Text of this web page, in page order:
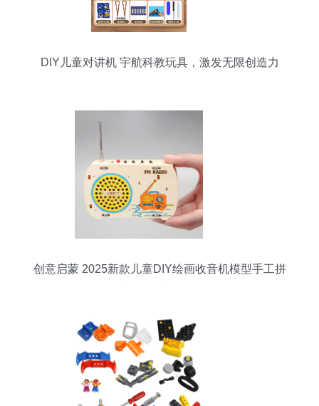
DIY儿童对讲机 宇航科教玩具，激发无限创造力
创意启蒙 2025新款儿童DIY绘画收音机模型手工拼